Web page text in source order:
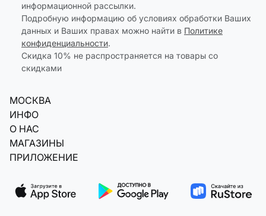
информационной рассылки.
Подробную информацию об условиях обработки Ваших
данных и Ваших правах можно найти в Политике
конфиденциальности.
Скидка 10% не распространяется на товары со
скидками
МОСКВА
ИНФО
О НАС
МАГАЗИНЫ
ПРИЛОЖЕНИЕ